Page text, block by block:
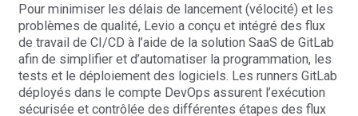
Pour minimiser les délais de lancement (vélocité) et les
problèmes de qualité, Levio a conçu et intégré des flux
de travail de CI/CD à l’aide de la solution SaaS de GitLab
afin de simplifier et d’automatiser la programmation, les
tests et le déploiement des logiciels. Les runners GitLab
déployés dans le compte DevOps assurent l’exécution
sécurisée et contrôlée des différentes étapes des flux